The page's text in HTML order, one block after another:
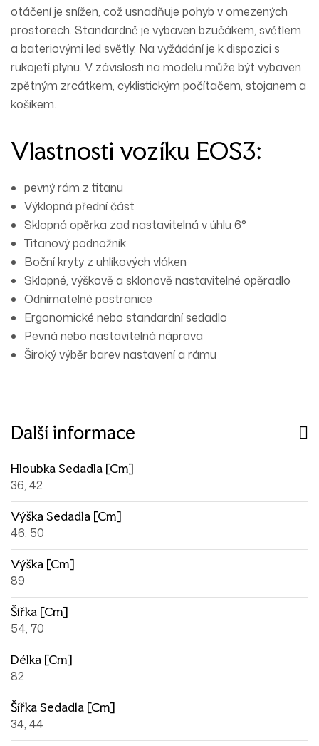
otáčení je snížen, což usnadňuje pohyb v omezených
prostorech. Standardně je vybaven bzučákem, světlem
a bateriovými led světly. Na vyžádání je k dispozici s
rukojetí plynu. V závislosti na modelu může být vybaven
zpětným zrcátkem, cyklistickým počítačem, stojanem a
košíkem.
Vlastnosti vozíku EOS3:
pevný rám z titanu
Výklopná přední část
Sklopná opěrka zad nastavitelná v úhlu 6°
Titanový podnožník
Boční kryty z uhlíkových vláken
Sklopné, výškově a sklonově nastavitelné opěradlo
Odnímatelné postranice
Ergonomické nebo standardní sedadlo
Pevná nebo nastavitelná náprava
Široký výběr barev nastavení a rámu
Další informace
Hloubka Sedadla [cm]
36, 42
Výška Sedadla [cm]
46, 50
Výška [cm]
89
Šířka [cm]
54, 70
Délka [cm]
82
Šířka Sedadla [cm]
34, 44